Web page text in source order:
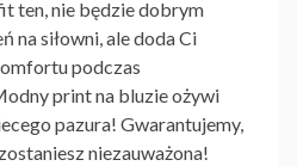
ten, nie będzie dobrym
na siłowni, ale doda Ci
podczas
print na bluzie ożywi
pazura! Gwarantujemy,
niezauważona!